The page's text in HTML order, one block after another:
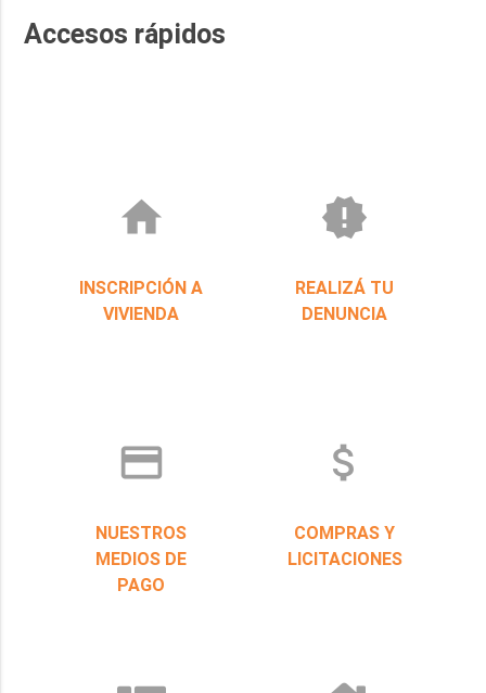
Accesos rápidos
home
INSCRIPCIÓN A
VIVIENDA
new_releases
REALIZÁ TU
DENUNCIA
credit_card
NUESTROS
MEDIOS DE
PAGO
attach_money
COMPRAS Y
LICITACIONES